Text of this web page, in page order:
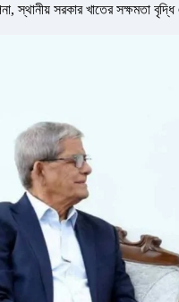
স্থানীয় সরকার খাতের সক্ষমতা